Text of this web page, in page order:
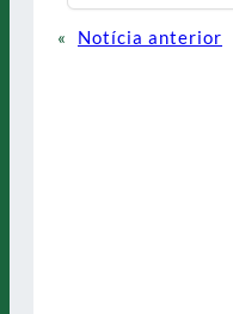
«
Notícia anterior